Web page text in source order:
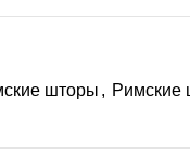
шторы , Римские